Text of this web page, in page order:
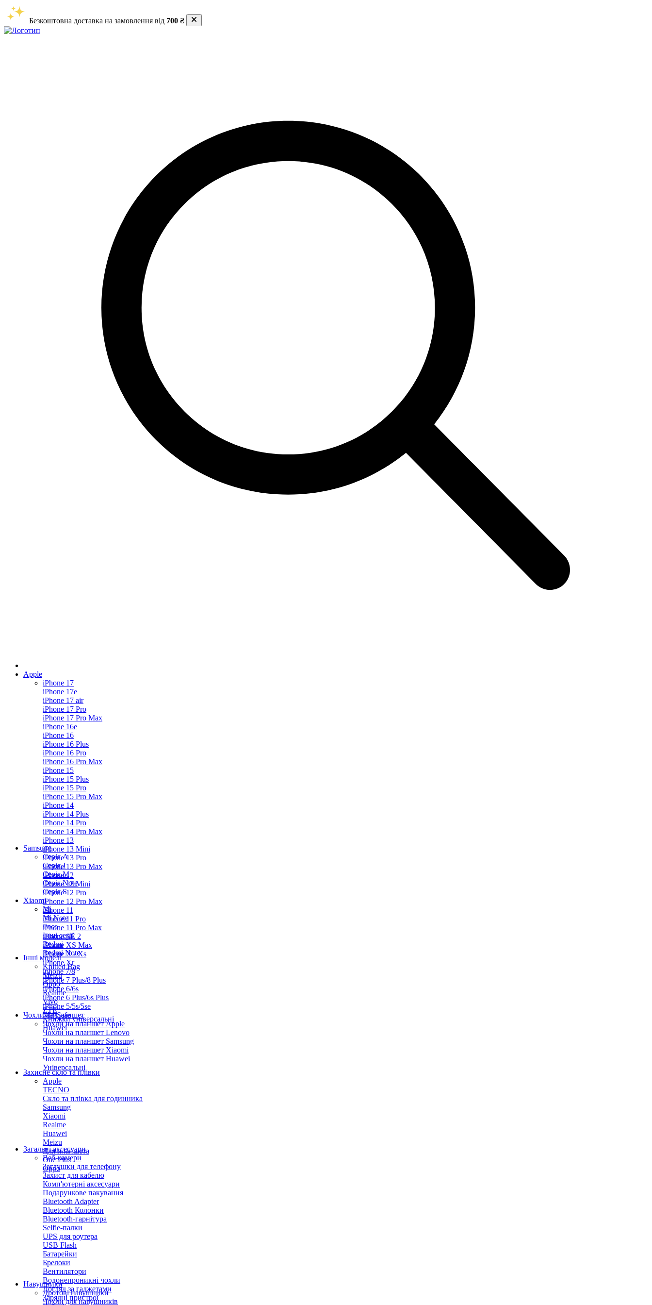
Безкоштовна доставка на замовлення від 700 ₴
Apple
iPhone 17
iPhone 17e
iPhone 17 air
iPhone 17 Pro
iPhone 17 Pro Max
iPhone 16e
iPhone 16
iPhone 16 Plus
iPhone 16 Pro
iPhone 16 Pro Max
iPhone 15
iPhone 15 Plus
iPhone 15 Pro
iPhone 15 Pro Max
iPhone 14
iPhone 14 Plus
iPhone 14 Pro
iPhone 14 Pro Max
iPhone 13
iPhone 13 Mini
iPhone 13 Pro
iPhone 13 Pro Max
iPhone 12
iPhone 12 Mini
iPhone 12 Pro
iPhone 12 Pro Max
iPhone 11
iPhone 11 Pro
iPhone 11 Pro Max
iPhone SE 2
iPhone XS Max
iPhone X / Xs
iPhone Xr
iphone 7/8
iPhone 7 Plus/8 Plus
iPhone 6/6s
iPhone 6 Plus/6s Plus
iPhone 5/5s/5se
MagSafe
Samsung
Серія А
Серiя J
Серiя M
Серія Note
Серія S
Xiaomi
Mi
Mi Note
Poco
Інші серії
Redmi
Redmi Note
Інші моделі
Knitted Bag
Meizu
Oppo
Realme
Vivo
ZTE
Книжки універсальні
Huawei
Чохли на планшет
Чохли на планшет Apple
Чохли на планшет Lenovo
Чохли на планшет Samsung
Чохли на планшет Xiaomi
Чохли на планшет Huawei
Універсальні
Захисне скло та плівки
Apple
TECNO
Скло та плівка для годинника
Samsung
Xiaomi
Realme
Huawei
Meizu
Для планшета
One Plus
Oppo
Загальні аксесуари
Веб-камери
Заглушки для телефону
Захист для кабелю
Комп'ютерні аксесуари
Подарункове пакування
Bluetooth Adapter
Bluetooth Колонки
Bluetooth-гарнітура
Selfie-палки
UPS для роутера
USB Flash
Батарейки
Брелоки
Вентилятори
Водонепроникні чохли
Догляд за гаджетами
Зарядні пристрої
Навушники
Дротові навушники
Чохли для навушників